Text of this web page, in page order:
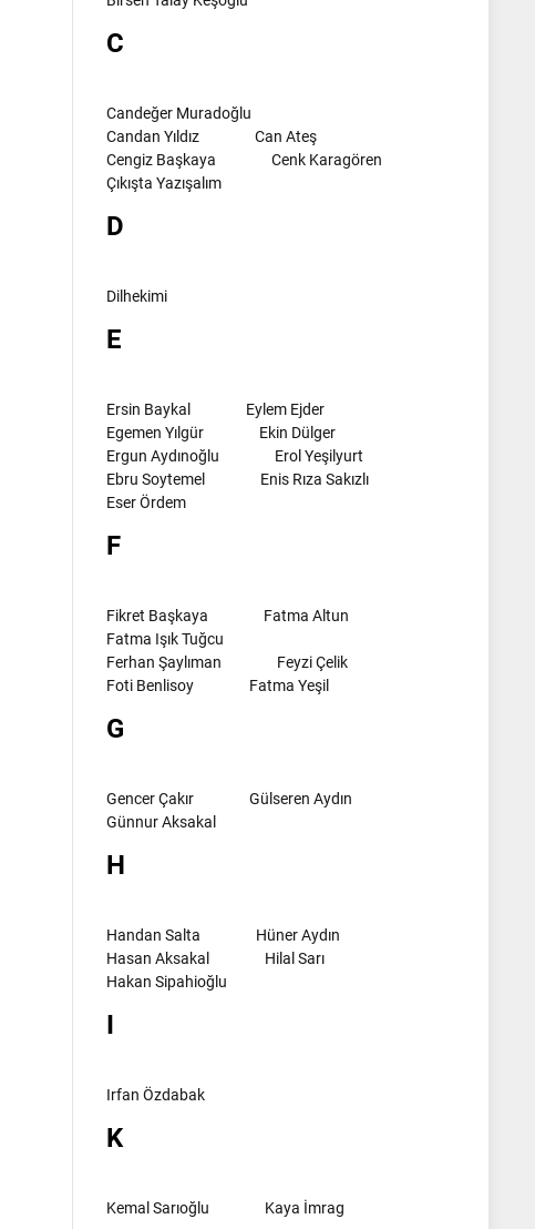
C
Candeğer Muradoğlu
Candan Yıldız
Can Ateş
Cengiz Başkaya
Cenk Karagören
Çıkışta Yazışalım
D
Dilhekimi
E
Ersin Baykal
Eylem Ejder
Egemen Yılgür
Ekin Dülger
Ergun Aydınoğlu
Erol Yeşilyurt
Ebru Soytemel
Enis Rıza Sakızlı
Eser Ördem
F
Fikret Başkaya
Fatma Altun
Fatma Işık Tuğcu
Ferhan Şaylıman
Feyzi Çelik
Foti Benlisoy
Fatma Yeşil
G
Gencer Çakır
Gülseren Aydın
Günnur Aksakal
H
Handan Salta
Hüner Aydın
Hasan Aksakal
Hilal Sarı
Hakan Sipahioğlu
I
Irfan Özdabak
K
Kemal Sarıoğlu Kaya İmrag